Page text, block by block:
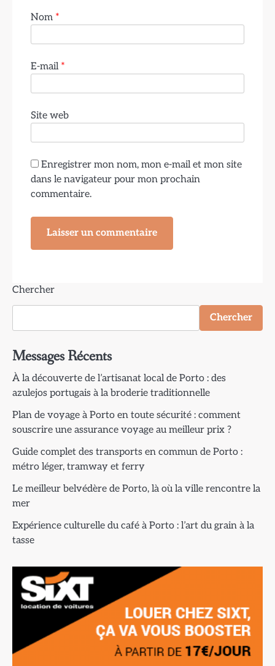
Nom *
E-mail *
Site web
Enregistrer mon nom, mon e-mail et mon site
dans le navigateur pour mon prochain
commentaire.
Chercher
Chercher
Messages Récents
À la découverte de l’artisanat local de Porto : des
azulejos portugais à la broderie traditionnelle
Plan de voyage à Porto en toute sécurité : comment
souscrire une assurance voyage au meilleur prix ?
Guide complet des transports en commun de Porto :
métro léger, tramway et ferry
Le meilleur belvédère de Porto, là où la ville rencontre la
mer
Expérience culturelle du café à Porto : l’art du grain à la
tasse